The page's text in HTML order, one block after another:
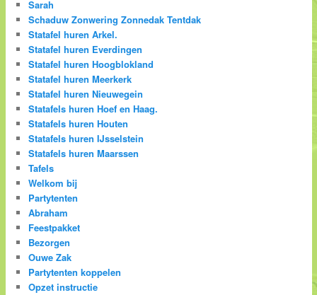
Sarah
Schaduw Zonwering Zonnedak Tentdak
Statafel huren Arkel.
Statafel huren Everdingen
Statafel huren Hoogblokland
Statafel huren Meerkerk
Statafel huren Nieuwegein
Statafels huren Hoef en Haag.
Statafels huren Houten
Statafels huren IJsselstein
Statafels huren Maarssen
Tafels
Welkom bij
Partytenten
Abraham
Feestpakket
Bezorgen
Ouwe Zak
Partytenten koppelen
Opzet instructie